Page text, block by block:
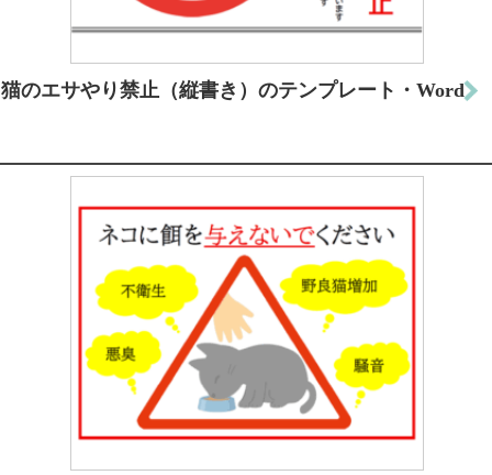
猫のエサやり禁止（縦書き）のテンプレート・Word